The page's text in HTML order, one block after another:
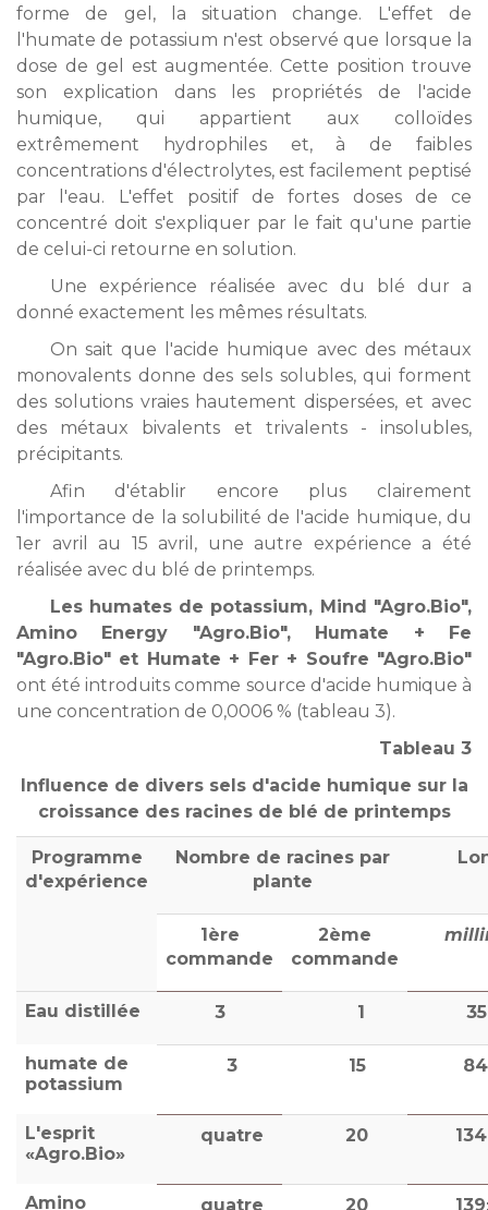
forme de gel, la situation change. L'effet de
l'humate de potassium n'est observé que lorsque la
dose de gel est augmentée. Cette position trouve
son explication dans les propriétés de l'acide
humique, qui appartient aux colloïdes
extrêmement hydrophiles et, à de faibles
concentrations d'électrolytes, est facilement peptisé
par l'eau. L'effet positif de fortes doses de ce
concentré doit s'expliquer par le fait qu'une partie
de celui-ci retourne en solution.
Une expérience réalisée avec du blé dur a
donné exactement les mêmes résultats.
On sait que l'acide humique avec des métaux
monovalents donne des sels solubles, qui forment
des solutions vraies hautement dispersées, et avec
des métaux bivalents et trivalents - insolubles,
précipitants.
Afin d'établir encore plus clairement
l'importance de la solubilité de l'acide humique, du
1er avril au 15 avril, une autre expérience a été
réalisée avec du blé de printemps.
Les humates de potassium, Mind "Agro.Bio",
Amino Energy "Agro.Bio", Humate + Fe
"Agro.Bio" et Humate + Fer + Soufre "Agro.Bio"
ont été introduits comme source d'acide humique à
une concentration de 0,0006 % (tableau 3).
Tableau 3
Influence de divers sels d'acide humique sur la
croissance des racines de blé de printemps
Programme
d'expérience
Nombre de racines par
plante
1ère
commande
2ème
commande
Eau distillée 3 1
humate de
potassium
3 15
L'esprit
«Agro.Bio»
quatre 20
Amino quatre 20